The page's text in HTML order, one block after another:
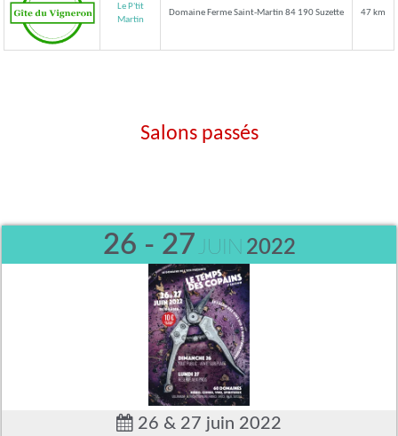
Le P'tit
Martin
Domaine Ferme Saint-Martin 84 190 Suzette 47 km
Salons passés
26 - 27 JUIN 2022
26 & 27 juin 2022